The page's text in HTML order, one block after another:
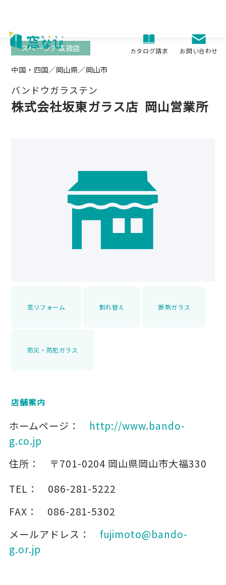
content
カタログ請求 お問い合わせ
中国・四国／岡山県／岡山市
バンドウガラステン
株式会社坂東ガラス店 岡山営業所
スペーシア取扱店
窓リフォーム 割れ替え 断熱ガラス
防災・防犯ガラス
店舗案内
ホームページ：
http://www.bando-
g.co.jp
住所：
〒701-0204 岡山県岡山市大福330
TEL：
086-281-5222
FAX：
086-281-5302
メールアドレス：
fujimoto@bando-
g.or.jp